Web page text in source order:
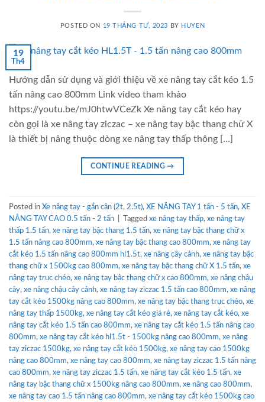
POSTED ON 19 THÁNG TƯ, 2023 BY HUYEN
19
Th4
Hướng dẫn sử dụng và giới thiệu về xe nâng tay cắt kéo 1.5
tấn nâng cao 800mm Link video tham khảo
https://youtu.be/mJ0htwVCeZk Xe nâng tay cắt kéo hay
còn gọi là xe nâng tay ziczac – xe nâng tay bậc thang chữ X
là thiết bị nâng thuộc dòng xe nâng tay thấp thông […]
CONTINUE READING→
Posted in Xe nâng tay - gắn cân (2t, 2.5t), XE NÂNG TAY 1 tấn - 5 tấn, XE
NÂNG TAY CAO 0.5 tấn - 2 tấn
Tagged xe nâng tay thấp, xe nâng tay
thấp 1.5 tấn, xe nâng tay bậc thang 1.5 tấn, xe nâng tay bậc thang chữ x
1.5 tấn nâng cao 800mm, xe nâng tay bậc thang cao 800mm, xe nâng tay
cắt kéo 1.5 tấn nâng cao 800mm hl1.5t, xe nâng cây cảnh, xe nâng tay bậc
thang chữ x 1500kg cao 800mm, xe nâng tay bậc thang chữ X 1.5 tấn, xe
nâng tay trục chéo, xe nâng tay bậc thang chữ x cao 800mm, xe nâng chậu
cây, xe nâng chậu cây cảnh, xe nâng tay ziczac 1.5 tấn cao 800mm, xe nâng
tay cắt kéo 1500kg nâng cao 800mm, xe nâng tay bậc thang trục chéo, xe
nâng tay thấp 1500kg, xe nâng tay cắt kéo giá rẻ, xe nâng tay cắt kéo, xe
nâng tay cắt kéo 1.5 tấn cao 800mm, xe nâng tay cắt kéo 1.5 tấn nâng cao
800mm, xe nâng tay cắt kéo hl1.5t - 1500kg nâng cao 800mm, xe nâng
tay ziczac 1500kg, xe nâng tay cắt kéo 1500kg, xe nâng tay cao 1500kg
nâng cao 800mm, xe nâng tay cao 800mm, xe nâng tay ziczac 1.5 tấn nâng
cao 800mm, xe nâng tay ziczac 1.5 tấn, xe nâng tay cắt kéo 1.5 tấn, xe
nâng tay bậc thang chữ x 1500kg nâng cao 800mm, xe nâng cao 800mm,
xe nâng tay cao 1.5 tấn nâng cao 800mm, xe nâng tay cắt kéo 1500kg cao